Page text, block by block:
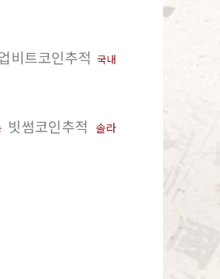
비트코인추적 국내
빗썸코인추적 솔라